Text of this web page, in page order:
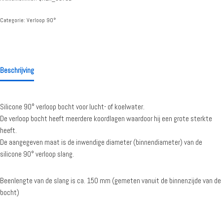
Categorie: Verloop 90°
Beschrijving
Silicone 90° verloop bocht voor lucht- of koelwater.
De verloop bocht heeft meerdere koordlagen waardoor hij een grote sterkte
heeft.
De aangegeven maat is de inwendige diameter (binnendiameter) van de
silicone 90° verloop slang.
Beenlengte van de slang is ca. 150 mm (gemeten vanuit de binnenzijde van de
bocht)